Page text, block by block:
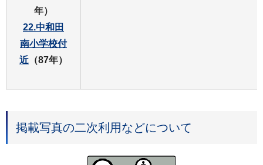
年）
22.中和田
南小学校付
近 （87年）
掲載写真の二次利用などについて